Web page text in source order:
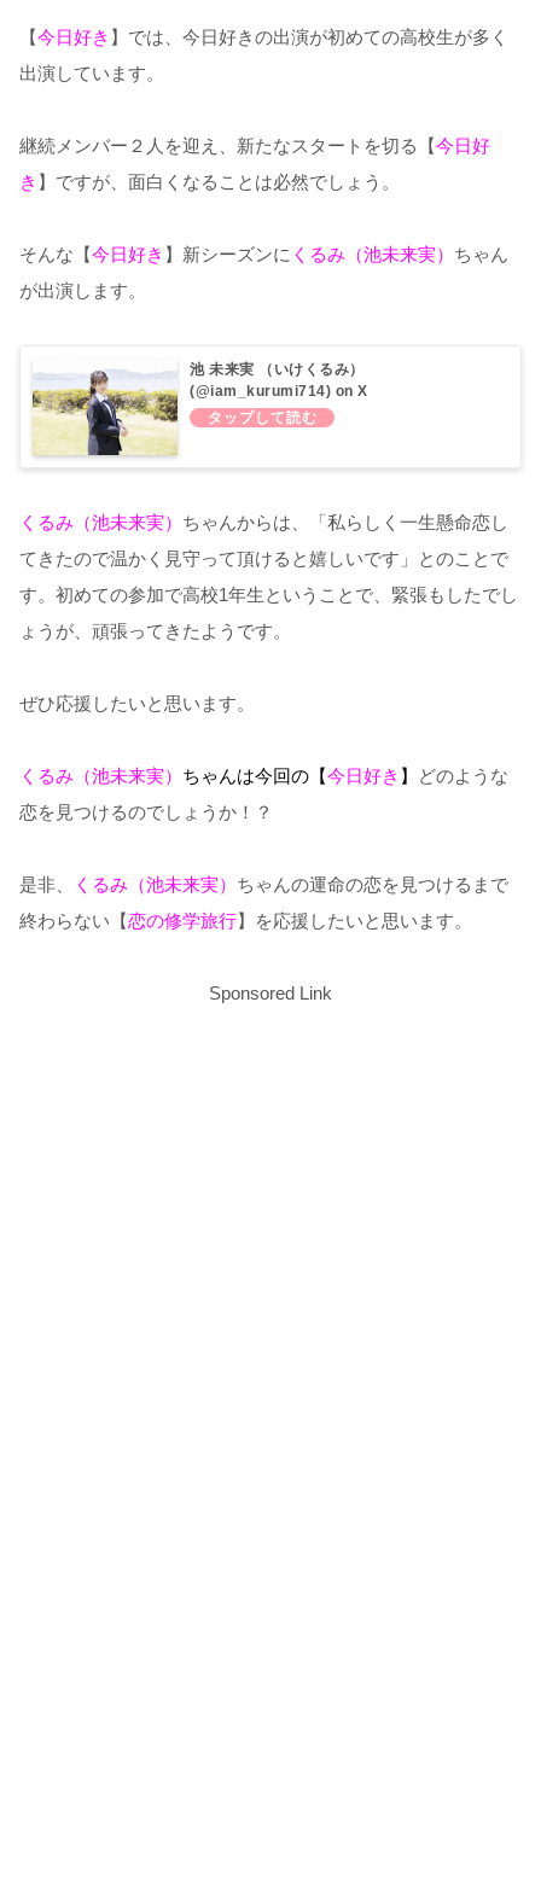
【今日好き 】では、今日好きの出演が初めての高校生が多く
出演しています。
継続メンバー２人を迎え、新たなスタートを切る【今日好
き 】ですが、面白くなることは必然でしょう。
そんな【今日好き 】新シーズンに くるみ（池未来実） ちゃん
が出演します。
池 未来実 （いけくるみ）
(@iam_kurumi714) on X
くるみ（池未来実） ちゃんからは、「私らしく一生懸命恋し
てきたので温かく見守って頂けると嬉しいです」とのことで
す。初めての参加で高校1年生ということで、緊張もしたでし
ょうが、頑張ってきたようです。
ぜひ応援したいと思います。
くるみ（池未来実） ちゃんは今回の【今日好き 】
どのような
恋を見つけるのでしょうか！？
是非、 くるみ（池未来実） ちゃんの運命の恋を見つけるまで
終わらない【恋の修学旅行】を応援したいと思います。
Sponsored Link